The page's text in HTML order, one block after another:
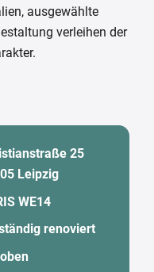
ausgewählte
verleihen der
25
Leipzig
WE14
renoviert